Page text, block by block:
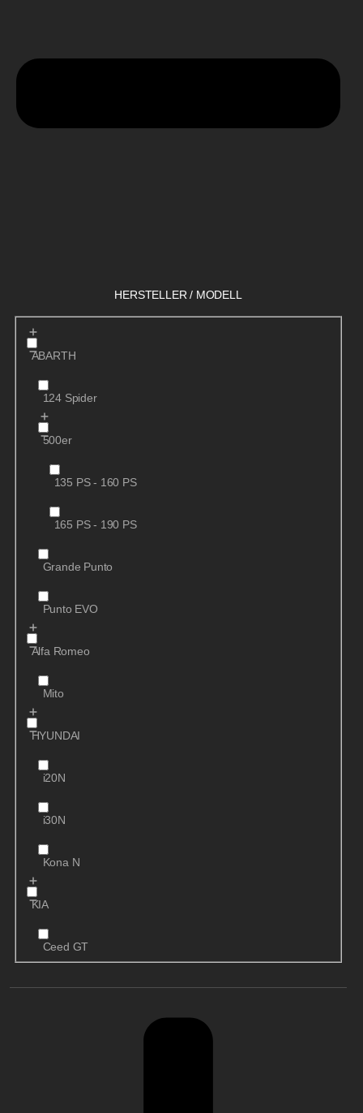
HERSTELLER / MODELL
ABARTH
124 Spider
500er
135 PS - 160 PS
165 PS - 190 PS
Grande Punto
Punto EVO
Alfa Romeo
Mito
HYUNDAI
i20N
i30N
Kona N
KIA
Ceed GT